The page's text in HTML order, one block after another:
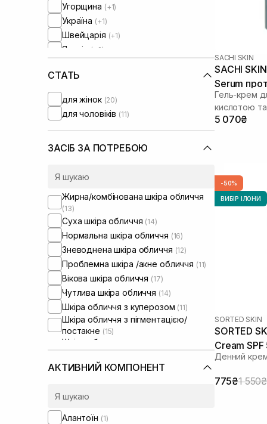
Угорщина (+1)
Україна (+1)
Швейцарія (+1)
Японія (+2)
СТАТЬ
для жінок (20)
для чоловіків (11)
ЗАСІБ ЗА ПОТРЕБОЮ
Жирна/комбінована шкіра обличчя
(13)
Суха шкіра обличчя (14)
Нормальна шкіра обличчя (16)
Зневоднена шкіра обличчя (12)
Проблемна шкіра /акне обличчя (11)
Вікова шкіра обличчя (17)
Чутлива шкіра обличчя (14)
Шкіра обличчя з куперозом (11)
Шкіра обличчя з пігментацією/
постакне (15)
Шкіра обличчя з розширеними
порами
Шкіра обличчя з порушеним
мікробіомом
АКТИВНИЙ КОМПОНЕНТ
Алантоїн (1)
SACHI SKIN
SACHI
Serum
Гель-крем
кислотою
5 070₴
-50%
ВИБІР ІЛОНИ
SORTED SKIN
SORTED
Cream
Денний
775₴1 550₴